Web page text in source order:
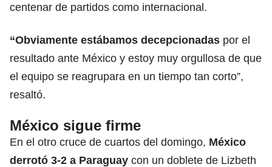
centenar de partidos como internacional.
“Obviamente estábamos decepcionadas por el
resultado ante México y estoy muy orgullosa de que
el equipo se reagrupara en un tiempo tan corto”,
resaltó.
México sigue firme
En el otro cruce de cuartos del domingo, México
derrotó 3-2 a Paraguay con un doblete de Lizbeth